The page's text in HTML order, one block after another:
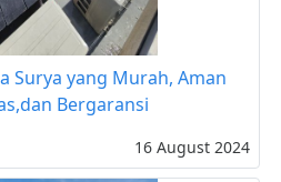
Surya yang Murah, Aman
Bergaransi
16 August 2024